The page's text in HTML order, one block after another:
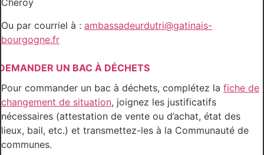
Chéroy
Ou par courriel à : ambassadeurdutri@gatinais-
bourgogne.fr
UN BAC À DÉCHETS
Pour commander un bac à déchets, complétez la fiche de
changement de situation, joignez les justificatifs
nécessaires (attestation de vente ou d’achat, état des
lieux, bail, etc.) et transmettez-les à la Communauté de
communes.